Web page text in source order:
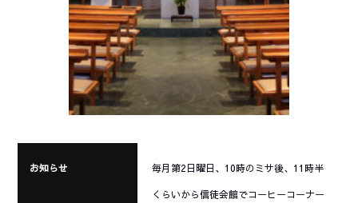
お知らせ 毎月第2日曜日、10時のミサ後、11時半
くらいから信徒会館でコーヒーコーナー